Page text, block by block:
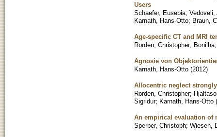
Users
Schaefer, Eusebia; Vedoveli,
Karnath, Hans-Otto; Braun,
Age-specific CT and MRI
Rorden, Christopher;
Agnosie von
Karnath, Hans-Otto (2012)
Allocentric neglect
Rorden, Christopher;
Sigridur; Karnath, Hans-Otto (
An empirical evaluation of
Sperber, Christoph; Wiesen,